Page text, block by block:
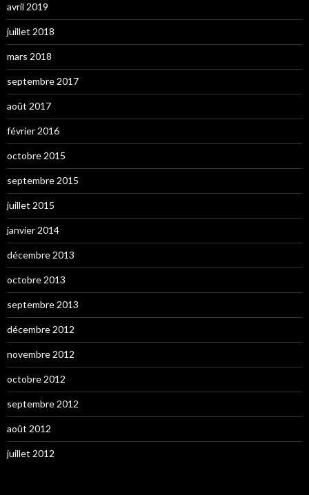
avril 2019
juillet 2018
mars 2018
septembre 2017
août 2017
février 2016
octobre 2015
septembre 2015
juillet 2015
janvier 2014
décembre 2013
octobre 2013
septembre 2013
décembre 2012
novembre 2012
octobre 2012
septembre 2012
août 2012
juillet 2012